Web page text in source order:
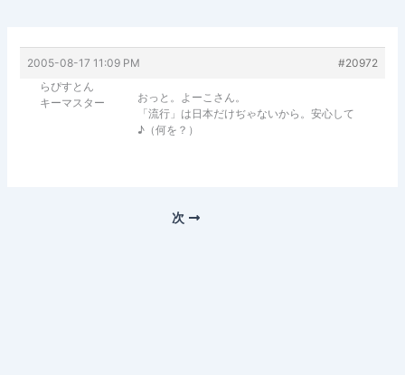
2005-08-17 11:09 PM
#20972
らぴすとん
キーマスター
おっと。よーこさん。
「流行」は日本だけぢゃないから。安心して
♪（何を？）
次